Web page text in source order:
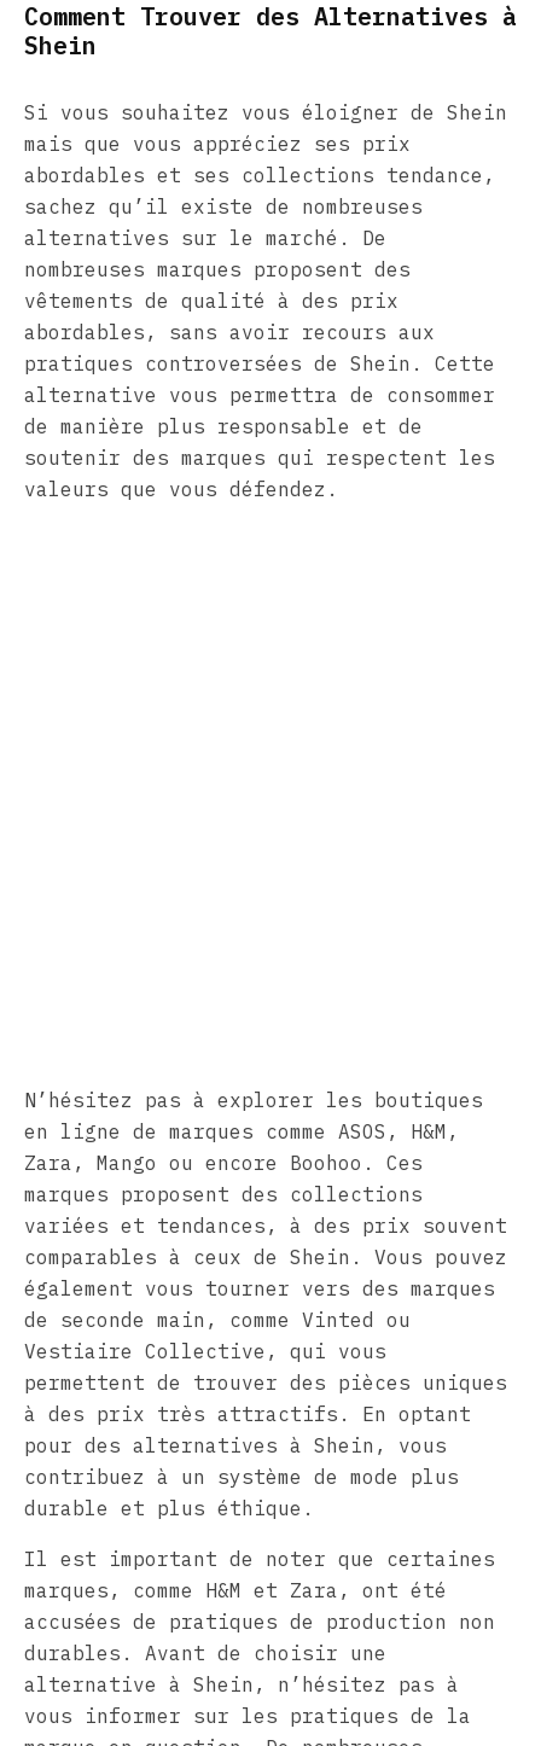
Comment Trouver des Alternatives à
Shein
Si vous souhaitez vous éloigner de Shein
mais que vous appréciez ses prix
abordables et ses collections tendance,
sachez qu’il existe de nombreuses
alternatives sur le marché. De
nombreuses marques proposent des
vêtements de qualité à des prix
abordables, sans avoir recours aux
pratiques controversées de Shein. Cette
alternative vous permettra de consommer
de manière plus responsable et de
soutenir des marques qui respectent les
valeurs que vous défendez.
N’hésitez pas à explorer les boutiques
en ligne de marques comme ASOS, H&M,
Zara, Mango ou encore Boohoo. Ces
marques proposent des collections
variées et tendances, à des prix souvent
comparables à ceux de Shein. Vous pouvez
également vous tourner vers des marques
de seconde main, comme Vinted ou
Vestiaire Collective, qui vous
permettent de trouver des pièces uniques
à des prix très attractifs. En optant
pour des alternatives à Shein, vous
contribuez à un système de mode plus
durable et plus éthique.
Il est important de noter que certaines
marques, comme H&M et Zara, ont été
accusées de pratiques de production non
durables. Avant de choisir une
alternative à Shein, n’hésitez pas à
vous informer sur les pratiques de la